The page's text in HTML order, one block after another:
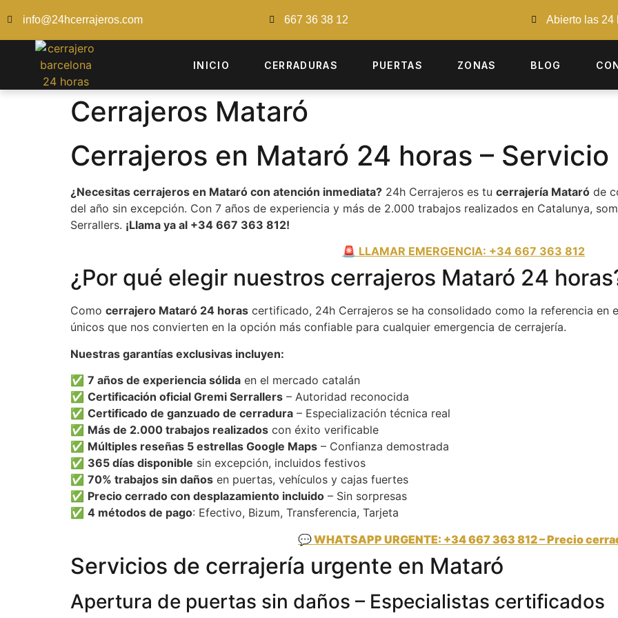
info@24hcerrajeros.com 667 36 38 12 Abierto las 24
INICIO CERRADURAS PUERTAS ZONAS BLOG
Cerrajeros Mataró
Cerrajeros en Mataró 24 horas –
¿Necesitas cerrajeros en Mataró con atención inmediata? 24h Cerrajeros es tu cerrajería Mataró de
del año sin excepción. Con 7 años de experiencia y más de 2.000 trabajos realizados en Catalunya,
Serrallers. ¡Llama ya al +34 667 363 812!
🚨 LLAMAR EMERGENCIA: +34 667 363 812
¿Por qué elegir nuestros cerrajeros Mataró 24
Como cerrajero Mataró 24 horas certificado, 24h Cerrajeros se ha consolidado como la referencia en
únicos que nos convierten en la opción más confiable para cualquier emergencia de cerrajería.
Nuestras garantías exclusivas incluyen:
✅ 7 años de experiencia sólida en el mercado catalán
✅ Certificación oficial Gremi Serrallers – Autoridad reconocida
✅ Certificado de ganzuado de cerradura – Especialización técnica real
✅ Más de 2.000 trabajos realizados con éxito verificable
✅ Múltiples reseñas 5 estrellas Google Maps – Confianza demostrada
✅ 365 días disponible sin excepción, incluidos festivos
✅ 70% trabajos sin daños en puertas, vehículos y cajas fuertes
✅ Precio cerrado con desplazamiento incluido – Sin sorpresas
✅ 4 métodos de pago: Efectivo, Bizum, Transferencia, Tarjeta
💬 WHATSAPP URGENTE: +34 667 363 812 – Precio
Servicios de cerrajería urgente en Mataró
Apertura de puertas sin daños – Especialistas certificados